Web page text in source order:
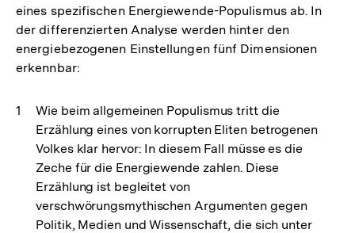
eines spezifischen Energiewende-Populismus ab. In
der differenzierten Analyse werden hinter den
energiebezogenen Einstellungen fünf Dimensionen
erkennbar:
Wie beim allgemeinen Populismus tritt die
Erzählung eines von korrupten Eliten betrogenen
Volkes klar hervor: In diesem Fall müsse es die
Zeche für die Energiewende zahlen. Diese
Erzählung ist begleitet von
verschwörungsmythischen Argumenten gegen
Politik, Medien und Wissenschaft, die sich unter